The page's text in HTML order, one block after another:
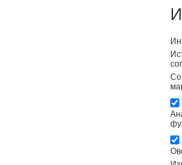
Со
Се согласувам дека
пошта. Податоците ќе
Вашата согласност во